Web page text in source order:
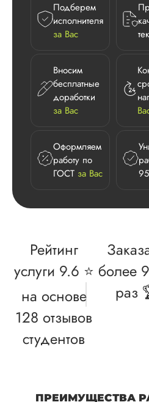
Подберем
исполнителя
за Вас
Вносим
бесплатные
доработки
за Вас
Оформляем
работу по
ГОСТ за Вас
Рейтинг
услуги 9.6 ⭐
на основе
128 отзывов
студентов
более
раз
ПРЕИМУЩЕСТВА